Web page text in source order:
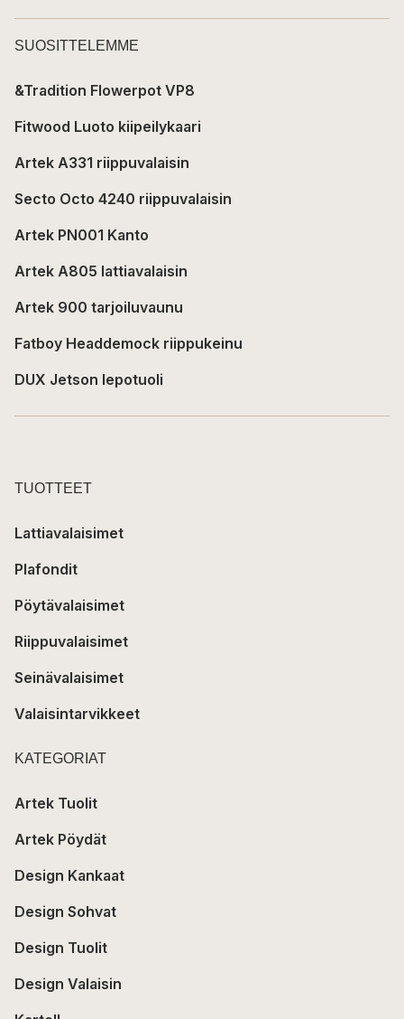
SUOSITTELEMME
&Tradition Flowerpot VP8
Fitwood Luoto kiipeilykaari
Artek A331 riippuvalaisin
Secto Octo 4240 riippuvalaisin
Artek PN001 Kanto
Artek A805 lattiavalaisin
Artek 900 tarjoiluvaunu
Fatboy Headdemock riippukeinu
DUX Jetson lepotuoli
TUOTTEET
Lattiavalaisimet
Plafondit
Pöytävalaisimet
Riippuvalaisimet
Seinävalaisimet
Valaisintarvikkeet
KATEGORIAT
Artek Tuolit
Artek Pöydät
Design Kankaat
Design Sohvat
Design Tuolit
Design Valaisin